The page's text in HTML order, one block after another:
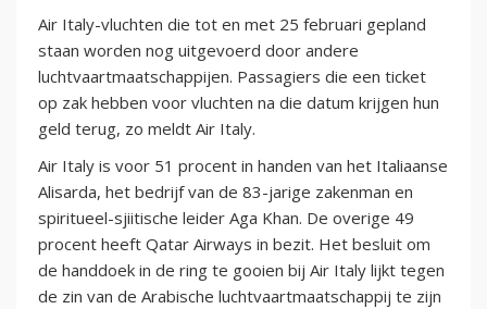
Air Italy-vluchten die tot en met 25 februari gepland
staan worden nog uitgevoerd door andere
luchtvaartmaatschappijen. Passagiers die een ticket
op zak hebben voor vluchten na die datum krijgen hun
geld terug, zo meldt Air Italy.
Air Italy is voor 51 procent in handen van het Italiaanse
Alisarda, het bedrijf van de 83-jarige zakenman en
spiritueel-sjiitische leider Aga Khan. De overige 49
procent heeft Qatar Airways in bezit. Het besluit om
de handdoek in de ring te gooien bij Air Italy lijkt tegen
de zin van de Arabische luchtvaartmaatschappij te zijn